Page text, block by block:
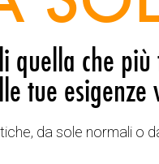
quella che
tue esigenze
da sole normali o